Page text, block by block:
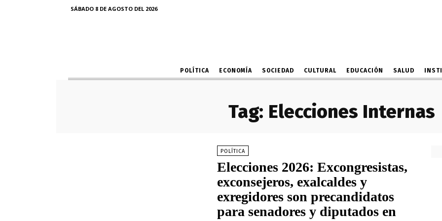
SÁBADO 8 DE AGOSTO DEL 2026
POLÍTICA ECONOMÍA SOCIEDAD CULTURAL EDUCACIÓN SALUD
Tag: Elecciones Internas
POLÍTICA
Elecciones 2026: Excongresistas,
exconsejeros, exalcaldes y
exregidores son precandidatos
para senadores y diputados en